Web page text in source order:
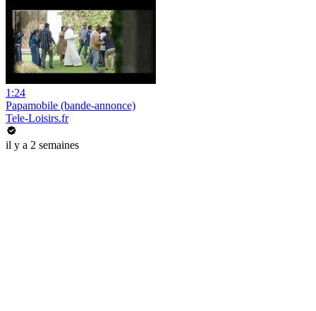
1:24
Papamobile (bande-annonce)
Tele-Loisirs.fr
il y a 2 semaines